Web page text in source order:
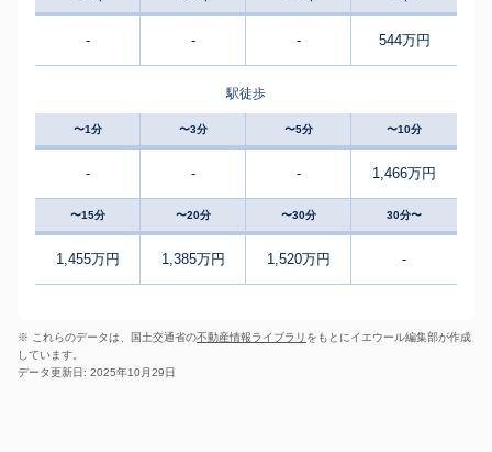
- - - 544万円
駅徒歩
〜1分 〜3分 〜5分 〜10分
- - - 1,466万円
〜15分 〜20分 〜30分 30分〜
1,455万円 1,385万円 1,520万円 -
※ これらのデータは、国土交通省の不動産情報ライブラリ をもとにイエウール編集部が作成
しています。
データ更新日: 2025年10月29日